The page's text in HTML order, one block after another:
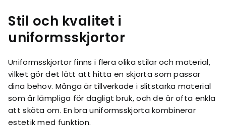
Stil och kvalitet i
uniformsskjortor
Uniformsskjortor finns i flera olika stilar och material,
vilket gör det lätt att hitta en skjorta som passar
dina behov. Många är tillverkade i slitstarka material
som är lämpliga för dagligt bruk, och de är ofta enkla
att sköta om. En bra uniformsskjorta kombinerar
estetik med funktion.